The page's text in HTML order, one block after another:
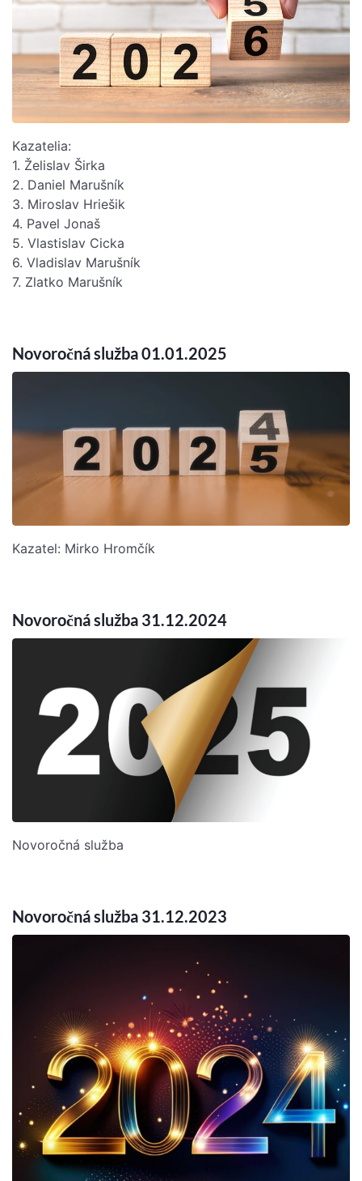
Kazatelia:
1. Želislav Širka
2. Daniel Marušník
3. Miroslav Hriešik
4. Pavel Jonaš
5. Vlastislav Cicka
6. Vladislav Marušník
7. Zlatko Marušník
Novoročná služba 01.01.2025
Kazatel: Mirko Hromčík
Novoročná služba 31.12.2024
Novoročná služba
Novoročná služba 31.12.2023